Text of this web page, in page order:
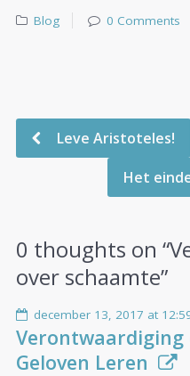
Blog 0 Comments
Leve Aristoteles!
Het
0 thoughts on “
over schaamte”
december 13, 2017 at
Verontwaardiging
Geloven Leren